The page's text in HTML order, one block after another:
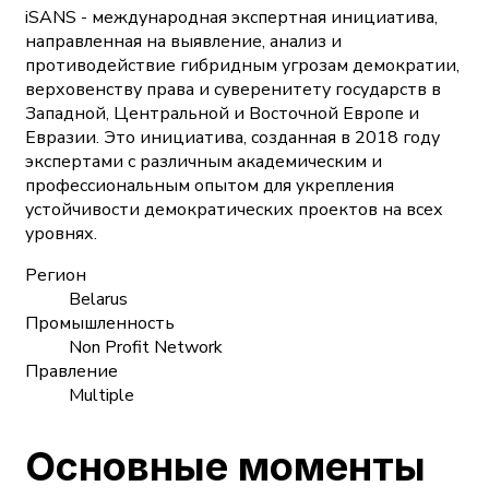
iSANS - международная экспертная инициатива,
направленная на выявление, анализ и
противодействие гибридным угрозам демократии,
верховенству права и суверенитету государств в
Западной, Центральной и Восточной Европе и
Евразии. Это инициатива, созданная в 2018 году
экспертами с различным академическим и
профессиональным опытом для укрепления
устойчивости демократических проектов на всех
уровнях.
Регион
Belarus
Промышленность
Non Profit Network
Правление
Multiple
Основные моменты